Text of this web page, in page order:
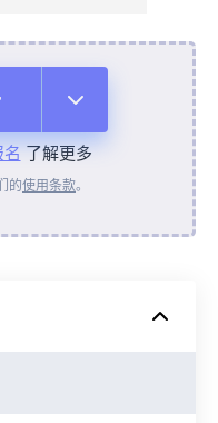
Drive
名了解更多
的使用条款。